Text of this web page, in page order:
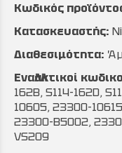
Κωδικός
Κατασκευαστής:
Διαθεσιμότητα:
Εναλλακτικοί
162B, S114-162D,
10605, 23300-
23300-B5002,
VS209